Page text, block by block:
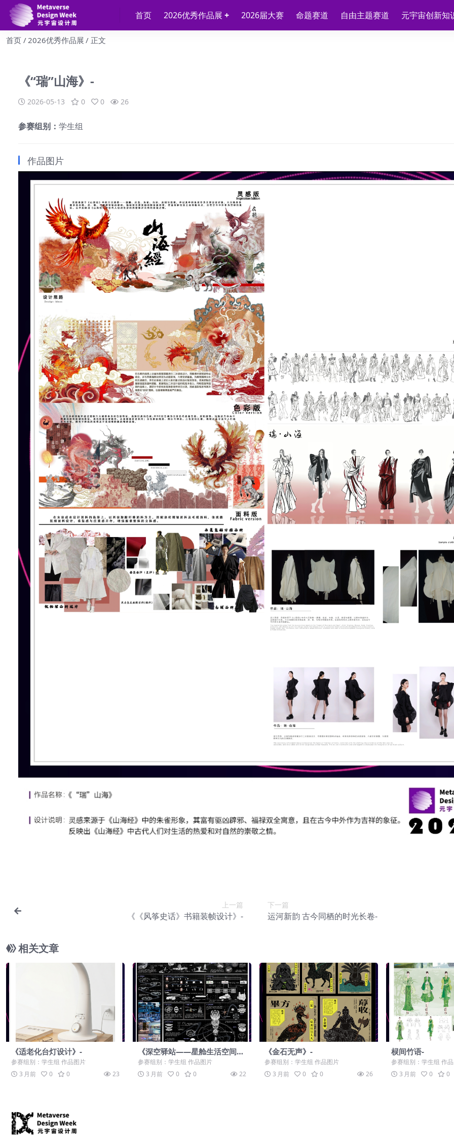
首页 2026优秀作品展 2026届大赛 命题赛道 自由主题赛道 元宇宙创新知
首页 2026优秀作品展 正文
《“瑞”山海》-
2026-05-13 0 0 26
参赛组别： 学生组
作品图片
上一篇
《《风筝史话》书籍装帧设计》-
下一篇
运河新韵 古今同栖的时光长卷-
相关文章
《适老化台灯设计》-
参赛组别：学生组 作品图片
3 月前
0 0 23
《深空驿站——星舱生活空间设
计》-
参赛组别：学生组 作品图片
3 月前
0 0 22
《金石无声》-
参赛组别：学生组 作品图片
3 月前
0 0 26
棂间竹语-
参赛组别：学生组 作
3 月前
0 0